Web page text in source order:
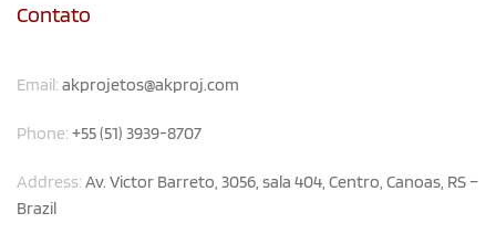
Contato
Email: akprojetos@akproj.com
Phone: +55 (51) 3939-8707
Address: Av. Victor Barreto, 3056, sala 404, Centro, Canoas, RS –
Brazil